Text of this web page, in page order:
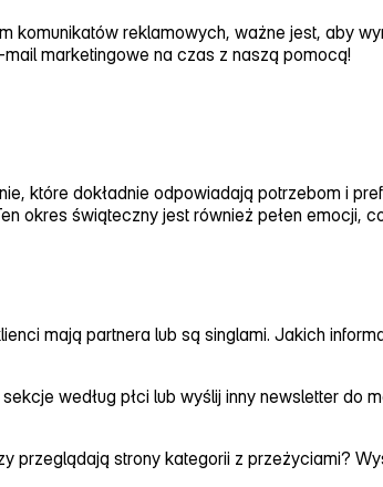
komunikatów reklamowych, ważne jest, aby
marketingowe na czas z naszą pomocą!
które dokładnie odpowiadają potrzebom i
okres świąteczny jest również pełen emocji,
mają partnera lub są singlami. Jakich
według płci lub wyślij inny newsletter
przeglądają strony kategorii z przeżyciami?